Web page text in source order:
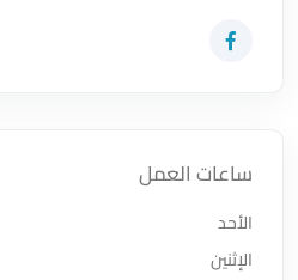
زيارة حساب المتجر على Facebook-f
ساعات العمل
الأحد
الإثنين